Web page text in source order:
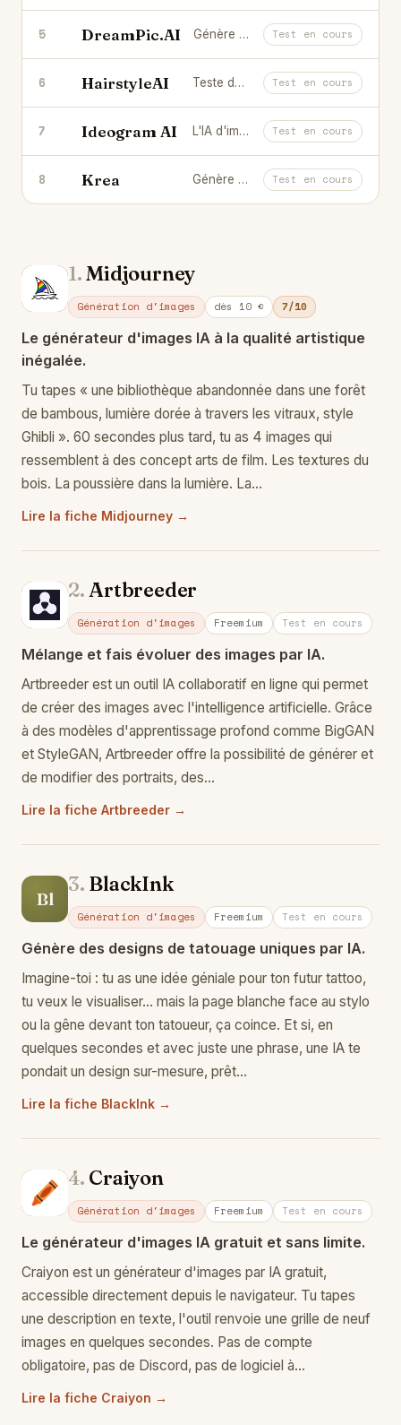
5 DreamPic.AI Génère des portraits IA de toi dans tous les styles. Test en cours
6 HairstyleAI Teste de nouvelles coupes de cheveux par IA. Test en cours
7 Ideogram AI L'IA d'images qui maîtrise enfin le texte intégré. Test en cours
8 Krea Génère et upscale tes visuels en temps réel. Test en cours
Mi
1.Midjourney
Génération d'images dès 10 € 7/10
Le générateur d'images IA à la qualité artistique
inégalée.
Tu tapes « une bibliothèque abandonnée dans une forêt
de bambous, lumière dorée à travers les vitraux, style
Ghibli ». 60 secondes plus tard, tu as 4 images qui
ressemblent à des concept arts de film. Les textures du
bois. La poussière dans la lumière. La…
Lire la fiche Midjourney →
Ar
2.Artbreeder
Génération d'images Freemium Test en cours
Mélange et fais évoluer des images par IA.
Artbreeder est un outil IA collaboratif en ligne qui permet
de créer des images avec l'intelligence artificielle. Grâce
à des modèles d'apprentissage profond comme BigGAN
et StyleGAN, Artbreeder offre la possibilité de générer et
de modifier des portraits, des…
Lire la fiche Artbreeder →
Bl
3. BlackInk
Génération d'images Freemium Test en cours
Génère des designs de tatouage uniques par IA.
Imagine-toi : tu as une idée géniale pour ton futur tattoo,
tu veux le visualiser… mais la page blanche face au stylo
ou la gêne devant ton tatoueur, ça coince. Et si, en
quelques secondes et avec juste une phrase, une IA te
pondait un design sur-mesure, prêt…
Lire la fiche BlackInk →
Cr
4. Craiyon
Génération d'images Freemium Test en cours
Le générateur d'images IA gratuit et sans limite.
Craiyon est un générateur d'images par IA gratuit,
accessible directement depuis le navigateur. Tu tapes
une description en texte, l'outil renvoie une grille de neuf
images en quelques secondes. Pas de compte
obligatoire, pas de Discord, pas de logiciel à…
Lire la fiche Craiyon →